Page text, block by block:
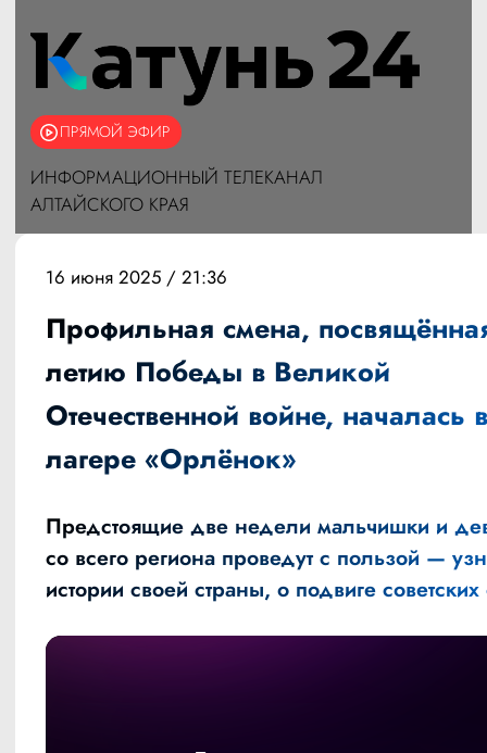
ПРЯМОЙ ЭФИР
ИНФОРМАЦИОННЫЙ ТЕЛЕКАНАЛ
АЛТАЙСКОГО КРАЯ
16 июня 2025 / 21:36
Профильная смена,
летию Победы в Великой
Отечественной войне, началась в
лагере «Орлёнок»
Предстоящие две недели мальчишки и
со всего региона проведут с пользой —
истории своей страны, о подвиге